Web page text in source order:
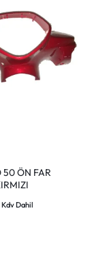
50 ÖN FAR
Kdv Dahil